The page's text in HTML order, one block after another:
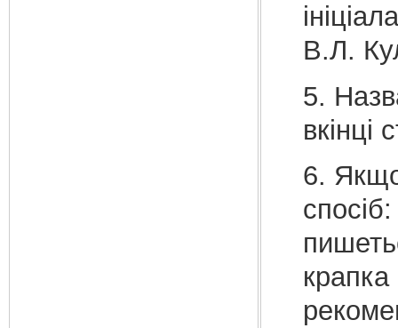
В.Л.
5.
6. Якщо